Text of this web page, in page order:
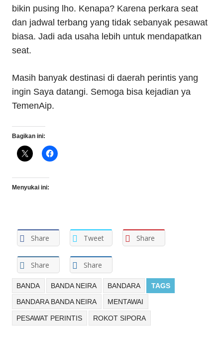
bikin pusing lho. Kenapa? Karena perkara seat
dan jadwal terbang yang tidak sebanyak pesawat
biasa. Jadi ada usaha lebih untuk mendapatkan
seat.
Masih banyak destinasi di daerah perintis yang
ingin Saya datangi. Semoga bisa kejadian ya
TemenAip.
Bagikan ini:
Menyukai ini:
Share Tweet Share
Share Share
TAGS
BANDA BANDA NEIRA BANDARA
BANDARA BANDA NEIRA MENTAWAI
PESAWAT PERINTIS ROKOT SIPORA